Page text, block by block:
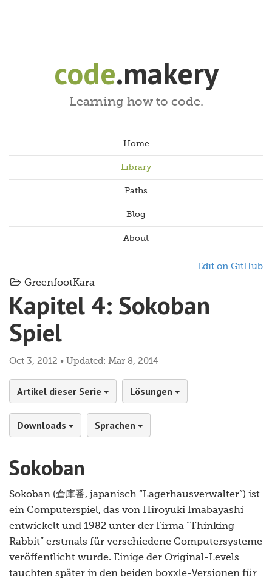
code.makery
Learning how to code.
Home
Library
Paths
Blog
About
Edit on GitHub
GreenfootKara
Kapitel 4: Sokoban
Spiel
Oct 3, 2012 • Updated: Mar 8, 2014
Artikel dieser Serie Lösungen
Downloads Sprachen
Sokoban
Sokoban (倉庫番, japanisch “Lagerhausverwalter”) ist
ein Computerspiel, das von Hiroyuki Imabayashi
entwickelt und 1982 unter der Firma “Thinking
Rabbit” erstmals für verschiedene Computersysteme
veröffentlicht wurde. Einige der Original-Levels
tauchten später in den beiden boxxle-Versionen für